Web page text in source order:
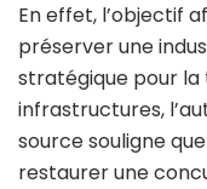
En effet, l’objectif
préserver une
stratégique pour la
infrastructures,
source souligne
restaurer une